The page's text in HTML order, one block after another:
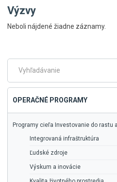
Výzvy
Neboli nájdené žiadne záznamy.
Fulltextové
OPERAČNÉ PROGRAMY
Programy cieľa Investovanie do rastu
Integrovaná infraštruktúra
Ľudské zdroje
Výskum a inovácie